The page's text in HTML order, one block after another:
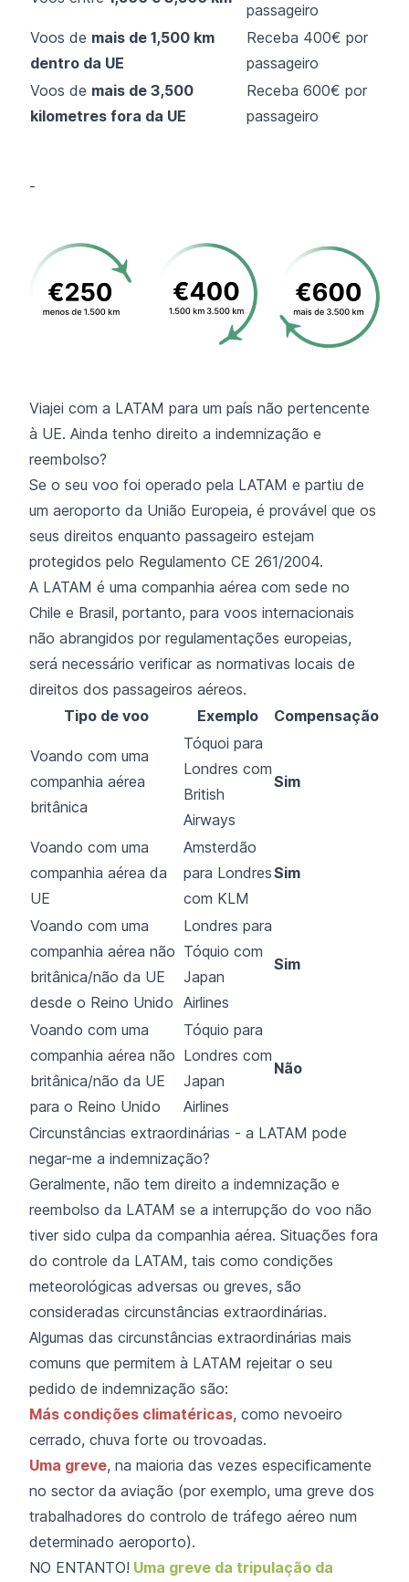
passageiro
Voos de mais de 1,500 km
dentro da UE
Receba 400€ por
passageiro
Voos de mais de 3,500
kilometres fora da UE
Receba 600€ por
passageiro
-
Viajei com a LATAM para um país não pertencente
à UE. Ainda tenho direito a indemnização e
reembolso?
Se o seu voo foi operado pela LATAM e partiu de
um aeroporto da União Europeia, é provável que os
seus direitos enquanto passageiro estejam
protegidos pelo Regulamento CE 261/2004.
A LATAM é uma companhia aérea com sede no
Chile e Brasil, portanto, para voos internacionais
não abrangidos por regulamentações europeias,
será necessário verificar as normativas locais de
direitos dos passageiros aéreos.
Tipo de voo
Exemplo Compensação
Voando com uma
companhia aérea
britânica
Tóquoi para
Londres com
British
Airways
Sim
Voando com uma
companhia aérea da
UE
Amsterdão
para Londres
com KLM
Sim
Voando com uma
companhia aérea não
britânica/não da UE
desde o Reino Unido
Londres para
Tóquio com
Japan
Airlines
Sim
Voando com uma
companhia aérea não
britânica/não da UE
para o Reino Unido
Tóquio para
Londres com
Japan
Airlines
Não
Circunstâncias extraordinárias - a LATAM pode
negar-me a indemnização?
Geralmente, não tem direito a indemnização e
reembolso da LATAM se a interrupção do voo não
tiver sido culpa da companhia aérea. Situações fora
do controle da LATAM, tais como condições
meteorológicas adversas ou greves, são
consideradas circunstâncias extraordinárias.
Algumas das circunstâncias extraordinárias mais
comuns que permitem à LATAM rejeitar o seu
pedido de indemnização são:
Más condições climatéricas, como nevoeiro
cerrado, chuva forte ou trovoadas.
Uma greve, na maioria das vezes especificamente
no sector da aviação (por exemplo, uma greve dos
trabalhadores do controlo de tráfego aéreo num
determinado aeroporto).
NO ENTANTO! Uma greve da tripulação da